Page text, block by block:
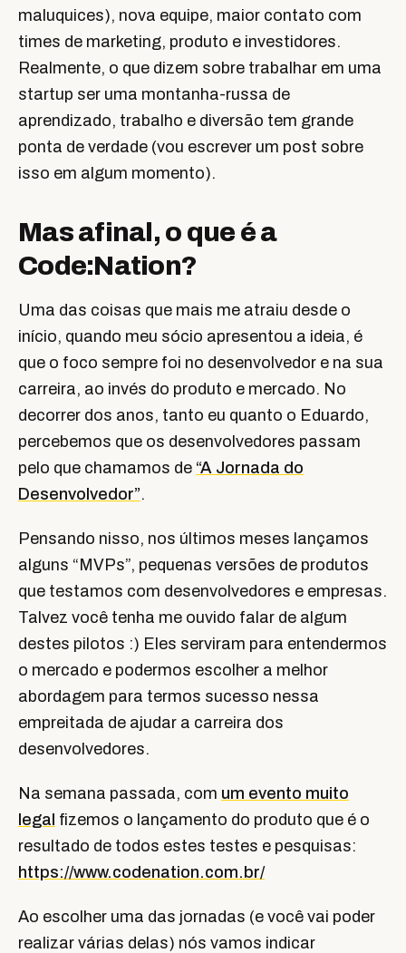
maluquices), nova equipe, maior contato com
times de marketing, produto e investidores.
Realmente, o que dizem sobre trabalhar em uma
startup ser uma montanha-russa de
aprendizado, trabalho e diversão tem grande
ponta de verdade (vou escrever um post sobre
isso em algum momento).
Mas afinal, o que é a
Code:Nation?
Uma das coisas que mais me atraiu desde o
início, quando meu sócio apresentou a ideia, é
que o foco sempre foi no desenvolvedor e na sua
carreira, ao invés do produto e mercado. No
decorrer dos anos, tanto eu quanto o Eduardo,
percebemos que os desenvolvedores passam
pelo que chamamos de “A Jornada do
Desenvolvedor”.
Pensando nisso, nos últimos meses lançamos
alguns “MVPs”, pequenas versões de produtos
que testamos com desenvolvedores e empresas.
Talvez você tenha me ouvido falar de algum
destes pilotos :) Eles serviram para entendermos
o mercado e podermos escolher a melhor
abordagem para termos sucesso nessa
empreitada de ajudar a carreira dos
desenvolvedores.
Na semana passada, com um evento muito
legal fizemos o lançamento do produto que é o
resultado de todos estes testes e pesquisas:
https://www.codenation.com.br/
Ao escolher uma das jornadas (e você vai poder
realizar várias delas) nós vamos indicar